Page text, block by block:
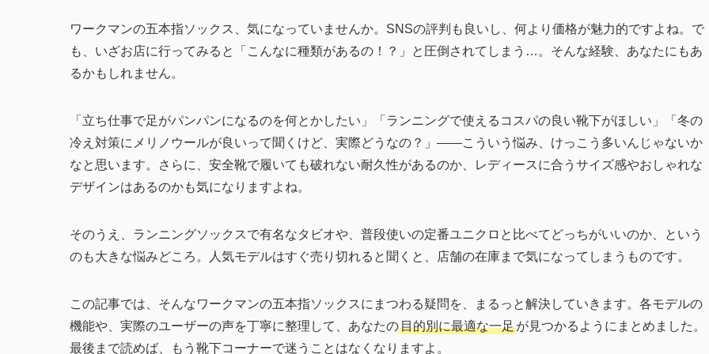
ワークマンの五本指ソックス、気になっていませんか。SNSの評判も良いし、何より価格が魅力的ですよね。で
も、いざお店に行ってみると「こんなに種類があるの！？」と圧倒されてしまう…。そんな経験、あなたにもあ
るかもしれません。
「立ち仕事で足がパンパンになるのを何とかしたい」「ランニングで使えるコスパの良い靴下がほしい」「冬の
冷え対策にメリノウールが良いって聞くけど、実際どうなの？」——こういう悩み、けっこう多いんじゃないか
なと思います。さらに、安全靴で履いても破れない耐久性があるのか、レディースに合うサイズ感やおしゃれな
デザインはあるのかも気になりますよね。
そのうえ、ランニングソックスで有名なタビオや、普段使いの定番ユニクロと比べてどっちがいいのか、という
のも大きな悩みどころ。人気モデルはすぐ売り切れると聞くと、店舗の在庫まで気になってしまうものです。
この記事では、そんなワークマンの五本指ソックスにまつわる疑問を、まるっと解決していきます。各モデルの
機能や、実際のユーザーの声を丁寧に整理して、あなたの目的別に最適な一足が見つかるようにまとめました。
最後まで読めば、もう靴下コーナーで迷うことはなくなりますよ。